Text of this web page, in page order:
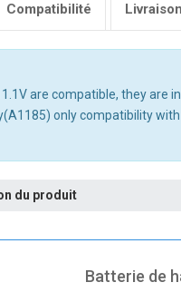
Compatibilité
are compatible, they are
only compatibility
du produit
Batterie de